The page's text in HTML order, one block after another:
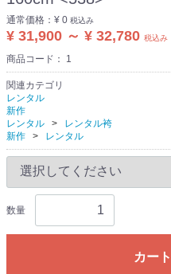
通常価格： ¥ 0 税込み
¥ 31,900 ～ ¥ 32,780 税込み
商品コード： 1
関連カテゴリ
レンタル
新作
レンタル
レンタル袴
新作
レンタル
数量
カー